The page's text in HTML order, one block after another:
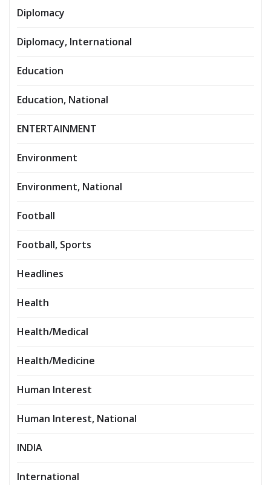
Diplomacy
Diplomacy, International
Education
Education, National
ENTERTAINMENT
Environment
Environment, National
Football
Football, Sports
Headlines
Health
Health/Medical
Health/Medicine
Human Interest
Human Interest, National
INDIA
International